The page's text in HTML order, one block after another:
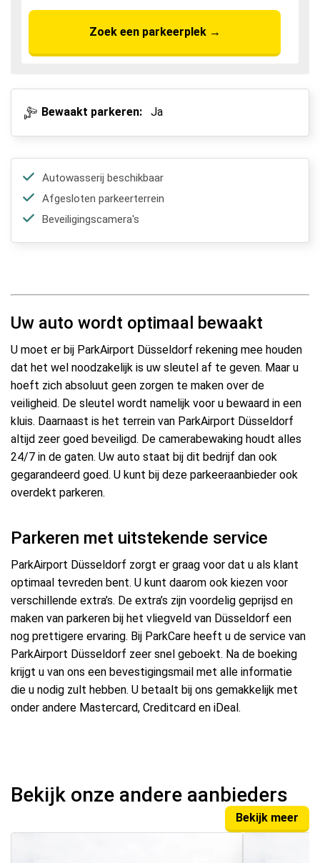
Zoek een parkeerplek→
Bewaakt parkeren: Ja
Autowasserij beschikbaar
Afgesloten parkeerterrein
Beveiligingscamera's
Uw auto wordt optimaal bewaakt
U moet er bij ParkAirport Düsseldorf rekening mee houden
dat het wel noodzakelijk is uw sleutel af te geven. Maar u
hoeft zich absoluut geen zorgen te maken over de
veiligheid. De sleutel wordt namelijk voor u bewaard in een
kluis. Daarnaast is het terrein van ParkAirport Düsseldorf
altijd zeer goed beveiligd. De camerabewaking houdt alles
24/7 in de gaten. Uw auto staat bij dit bedrijf dan ook
gegarandeerd goed. U kunt bij deze parkeeraanbieder ook
overdekt parkeren.
Parkeren met uitstekende service
ParkAirport Düsseldorf zorgt er graag voor dat u als klant
optimaal tevreden bent. U kunt daarom ook kiezen voor
verschillende extra’s. De extra’s zijn voordelig geprijsd en
maken van parkeren bij het vliegveld van Düsseldorf een
nog prettigere ervaring. Bij ParkCare heeft u de service van
ParkAirport Düsseldorf zeer snel geboekt. Na de boeking
krijgt u van ons een bevestigingsmail met alle informatie
die u nodig zult hebben. U betaalt bij ons gemakkelijk met
onder andere Mastercard, Creditcard en iDeal.
Bekijk onze andere aanbieders
Bekijk meer